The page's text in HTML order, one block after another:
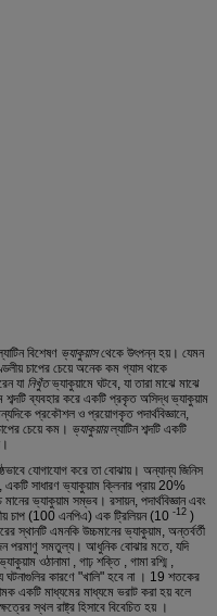
বিশেষণ ভ্যাকুয়াসথেকে উৎপন্ন হয়। যেমন
চাপের চেয়ে অনেক কম গ্যাস থাকে
যা নিখুঁতভ্যাকুয়ামে ঘটবে, যা তারা মাঝে মাঝে
ব্যবহার করে একটি প্রকৃত অসিদ্ধ ভ্যাকুয়াম
প্রকৌশল ও প্রয়োগকৃত পদার্থবিজ্ঞানে,
চেয়ে কম। ভ্যাকুয়ায়ল্যাটিন শব্দটি একটি
যোগাযোগ করে তা বোঝায়। অন্যান্য জিনিস
সাধারণ ভ্যাকুয়াম ক্লিনার প্রায় 20%
ভ্যাকুয়াম সম্ভব। রসায়ন, পদার্থবিজ্ঞান এবং
চাপ (100 এনপিএ) এক ট্রিলিয়ন (10 -12 )
স্থানটি এমনকি উচ্চমানের ভ্যাকুয়াম, অন্তর্বর্তী
পরমাণু সমতুল্য। আধুনিক বোঝার মতে, যদি
ভ্যাকুয়াম ওঠানামা , গাঢ় শক্তি , গামা রশ্মি ,
ঘটনাগুলির কারণে "খালি" হবে না । 19 শতকের
একটি মাধ্যমের মাধ্যমে ভরাট করা হয় বলে
স্থল রাষ্ট্র হিসাবে বিবেচিত হয় ।